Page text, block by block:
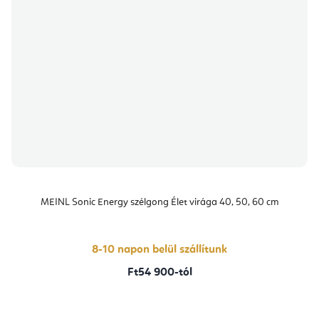
MEINL Sonic Energy szélgong Élet virága 40, 50, 60 cm
8-10 napon belül szállítunk
Ft54 900-tól